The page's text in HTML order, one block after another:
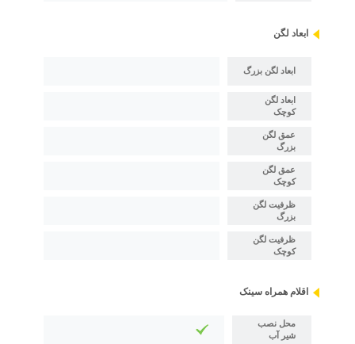
ابعاد لگن
ابعاد لگن بزرگ
ابعاد لگن
کوچک
عمق لگن
بزرگ
عمق لگن
کوچک
ظرفیت لگن
بزرگ
ظرفیت لگن
کوچک
اقلام همراه سینک
محل نصب
شیر آب